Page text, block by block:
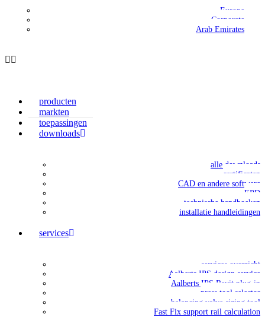
Europe
Corporate
Arab Emirates
producten
markten
toepassingen
downloads
alle downloads
certificaten
CAD en andere software
EPD
technische handboeken
installatie handleidingen
services
services overzicht
Aalberts IPS design service
Aalberts IPS Revit plug-in
press tool selector
balancing valve sizing tool
Fast Fix support rail calculation